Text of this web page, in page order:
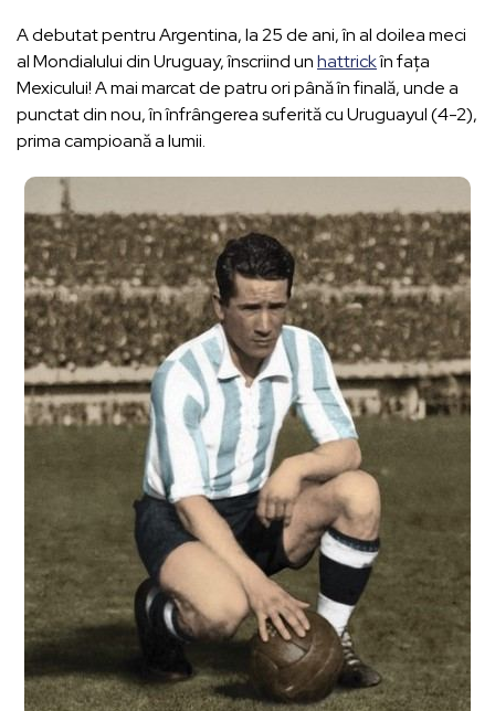
A debutat pentru Argentina, la 25 de ani, în al doilea meci
al Mondialului din Uruguay, înscriind unhattrickîn fața
Mexicului! A mai marcat de patru ori până în finală, unde a
punctat din nou, în înfrângerea suferită cu Uruguayul (4-2),
prima campioană a lumii.